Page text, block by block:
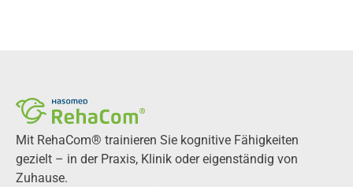
Mit RehaCom® trainieren Sie kognitive Fähigkeiten
gezielt – in der Praxis, Klinik oder eigenständig von
Zuhause.